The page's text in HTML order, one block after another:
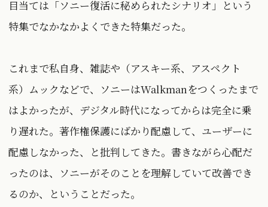
目当ては「ソニー復活に秘められたシナリオ」という
特集でなかなかよくできた特集だった。
これまで私自身、雑誌や（アスキー系、アスペクト
系）ムックなどで、ソニーはWalkmanをつくったまで
はよかったが、デジタル時代になってからは完全に乗
り遅れた。著作権保護にばかり配慮して、ユーザーに
配慮しなかった、と批判してきた。書きながら心配だ
ったのは、ソニーがそのことを理解していて改善でき
るのか、ということだった。